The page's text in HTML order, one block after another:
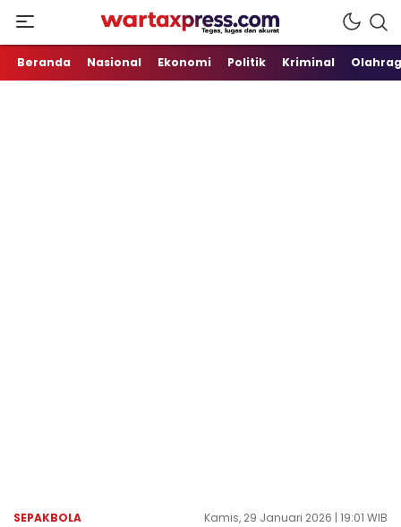
WartaXpress
Tegas, Lugas dan Akurat
Beranda Nasional Ekonomi Politik Kriminal
SEPAKBOLA Kamis, 29 Januari 2026 | 19:01 WIB